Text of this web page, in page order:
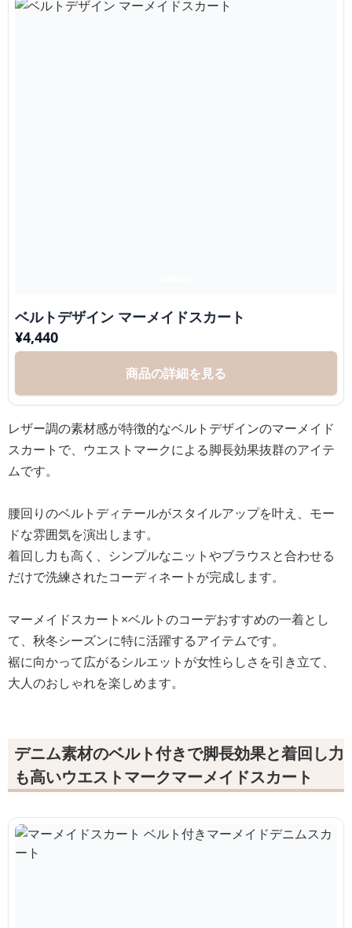
ベルトデザイン マーメイドスカート
¥4,440
商品の詳細を見る
レザー調の素材感が特徴的なベルトデザインのマーメイド
スカートで、ウエストマークによる脚長効果抜群のアイテ
ムです。
腰回りのベルトディテールがスタイルアップを叶え、モー
ドな雰囲気を演出します。
着回し力も高く、シンプルなニットやブラウスと合わせる
だけで洗練されたコーディネートが完成します。
マーメイドスカート×ベルトのコーデおすすめの一着とし
て、秋冬シーズンに特に活躍するアイテムです。
裾に向かって広がるシルエットが女性らしさを引き立て、
大人のおしゃれを楽しめます。
デニム素材のベルト付きで脚長効果と着回し力
も高いウエストマークマーメイドスカート